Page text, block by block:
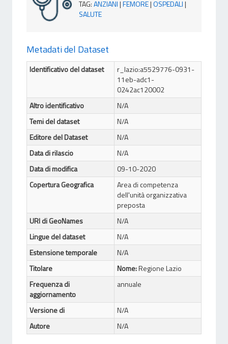
TAG:ANZIANI|FEMORE|OSPEDALI|
SALUTE
Metadati del Dataset
Identificativo del dataset
r_lazio:a5529776-0931-
11eb-adc1-
0242ac120002
Altro identificativo
N/A
Temi del dataset
N/A
Editore del Dataset
N/A
Data di rilascio
N/A
Data di modifica
09-10-2020
Copertura Geografica
Area di competenza
dell'unità organizzativa
preposta
URI di GeoNames
N/A
Lingue del dataset
N/A
Estensione temporale
N/A
Titolare
Nome:Regione Lazio
Frequenza di
aggiornamento
annuale
Versione di
N/A
Autore
N/A